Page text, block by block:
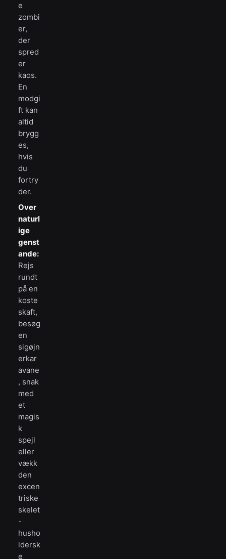
e
zombi
er,
der
spred
er
kaos.
En
modgi
ft kan
altid
brygg
es,
hvis
du
fortry
der.
Over
naturl
ige
genst
ande:
Rejs
rundt
på en
koste
skaft,
besøg
en
sigøjn
erkar
avane
, snak
med
et
magis
k
spejl
eller
vækk
den
excen
triske
skelet
-
husho
ldersk
e